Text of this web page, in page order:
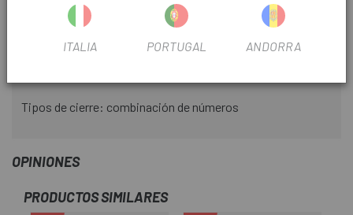
Diámetro: 4 mm
Longitud: 45 cm
Tipos de cierre: combinación de números
OPINIONES
PRODUCTOS SIMILARES
ITALIA PORTUGAL ANDORRA